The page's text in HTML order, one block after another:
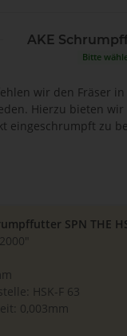
AKE
Bitte
wir den Fräser
Hierzu bieten
eingeschrumpft zu
SPN THE
HSK-F 63
0,003mm